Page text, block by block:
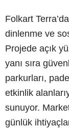
Folkart
dinlenme ve
Projede açık
yanı sıra
parkurları,
etkinlik
sunuyor.
günlük